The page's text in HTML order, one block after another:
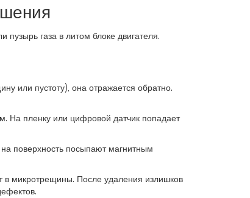
газа в литом блоке двигателя.
или пустоту), она отражается обратно.
На пленку или цифровой датчик попадает
поверхность посыпают магнитным
в микротрещины. После удаления излишков